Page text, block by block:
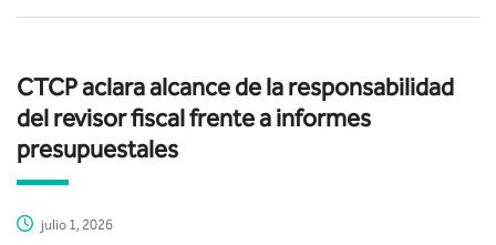
CTCP aclara alcance de la responsabilidad
del revisor fiscal frente a informes
presupuestales
julio 1, 2026